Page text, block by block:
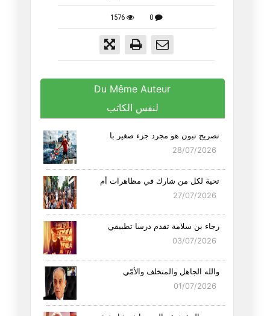
1576 0
Du Même Auteur
لنفس الكاتب
تصريح تبون هو مجرد جزء صغير با
28/07/2026
تحية لكل من شارك في مظاهرات أم
27/07/2026
رجاء بن سلامة تقدم درسا تطبيقي
03/07/2026
والله الجاهل والمتخلف والأمّي
01/07/2026